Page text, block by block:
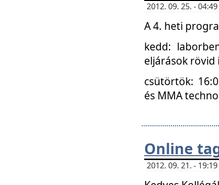
2012. 09. 25. -
A 4. heti
kedd:
eljárások
csütörtök:
és MMA
Online
2012. 09. 21. -